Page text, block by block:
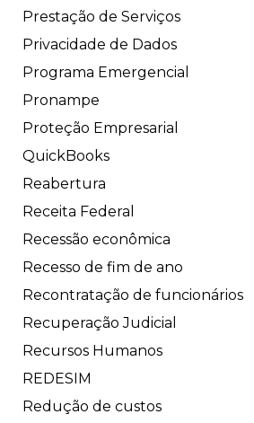
Prestação de Serviços
Privacidade de Dados
Programa Emergencial
Pronampe
Proteção Empresarial
QuickBooks
Reabertura
Receita Federal
Recessão econômica
Recesso de fim de ano
Recontratação de funcionários
Recuperação Judicial
Recursos Humanos
REDESIM
Redução de custos